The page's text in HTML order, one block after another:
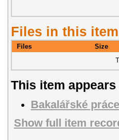
Files in this item
Files Size
This item
Bakalářské práce
Show full item